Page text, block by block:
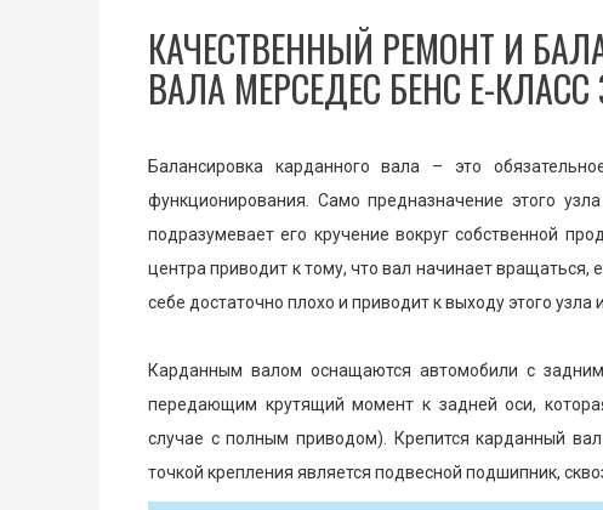
КАЧЕСТВЕННЫЙ РЕМОНТ И
ВАЛА МЕРСЕДЕС БЕНС Е-КЛАСС
Балансировка карданного вала – это
функционирования. Само предназначение этого
подразумевает его кручение вокруг собственной
центра приводит к тому, что вал начинает вращаться,
себе достаточно плохо и приводит к выходу этого узла
Карданным валом оснащаются автомобили с
передающим крутящий момент к задней оси,
случае с полным приводом). Крепится карданный
точкой крепления является подвесной подшипник,